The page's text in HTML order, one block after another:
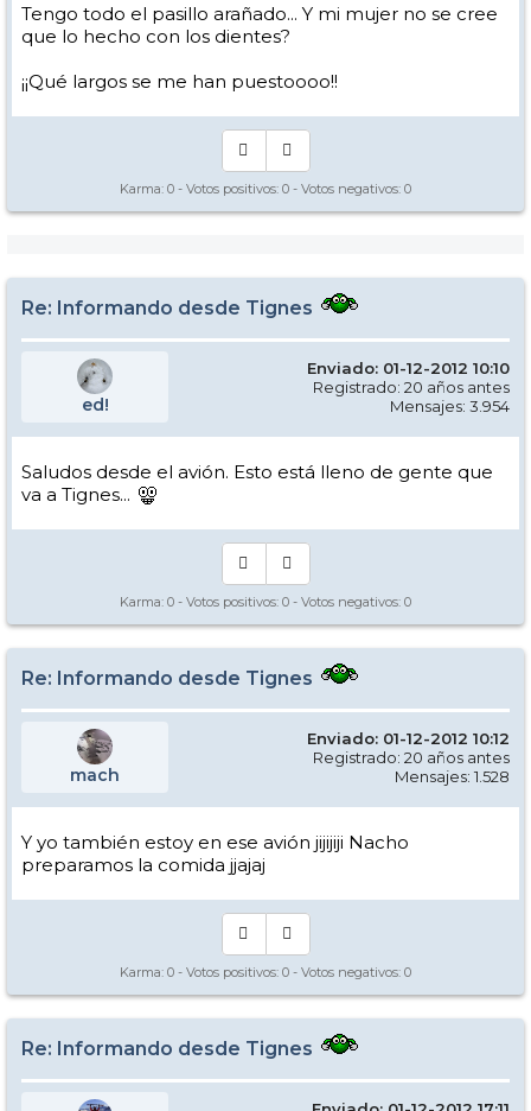
Tengo todo el pasillo arañado... Y mi mujer no se cree
que lo hecho con los dientes?
¡¡Qué largos se me han puestoooo!!
Karma: 0 - Votos positivos: 0 - Votos negativos: 0
Re: Informando desde Tignes
ed!
Enviado: 01-12-2012 10:10
Registrado: 20 años antes
Mensajes: 3.954
Saludos desde el avión. Esto está lleno de gente que
va a Tignes...
Karma: 0 - Votos positivos: 0 - Votos negativos: 0
Re: Informando desde Tignes
mach
Enviado: 01-12-2012 10:12
Registrado: 20 años antes
Mensajes: 1.528
Y yo también estoy en ese avión jijijiji Nacho
preparamos la comida jjajaj
Karma: 0 - Votos positivos: 0 - Votos negativos: 0
Re: Informando desde Tignes